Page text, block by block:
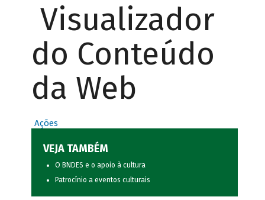
Visualizador
do Conteúdo
da Web
Ações
VEJA TAMBÉM
O BNDES e o apoio à cultura
Patrocínio a eventos culturais